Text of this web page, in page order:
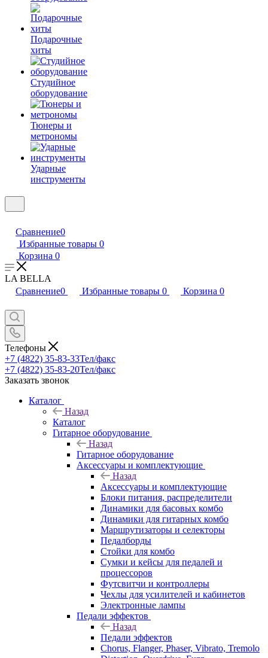
Подарочные
хиты
Студийное
оборудование
Тюнеры и
метрономы
Ударные
инструменты
Сравнение0
Избранные товары 0
Корзина 0
LA BELLA
Сравнение0 Избранные товары 0 Корзина 0
Телефоны
+7 (4822) 35-83-33Тел/факс
+7 (4822) 35-83-20Тел/факс
Заказать звонок
Каталог
Назад
Каталог
Гитарное оборудование
Назад
Гитарное оборудование
Аксессуары и комплектующие
Назад
Аксессуары и комплектующие
Блоки питания, распределители
Динамики для басовых комбо
Динамики для гитарных комбо
Маршрутизаторы и селекторы
Педалборды
Стойки для комбо
Сумки и кейсы для педалей и
процессоров
Футсвитчи и контроллеры
Чехлы для усилителей и кабинетов
Электронные лампы
Педали эффектов
Назад
Педали эффектов
Chorus, Flanger, Phaser, Vibrato, Tremolo